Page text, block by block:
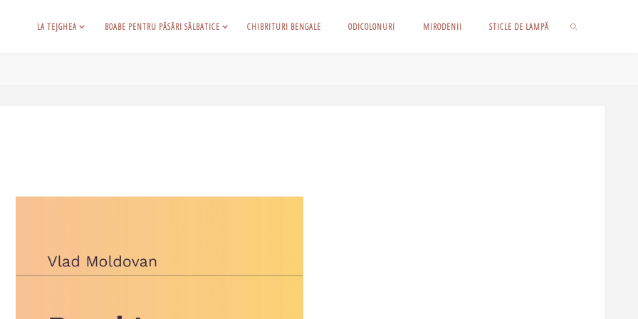
LA TEJGHEA BOABE PENTRU PĂSĂRI SĂLBATICE CHIBRITURI BENGALE ODICOLONURI MIRODENII STICLE DE LAMPĂ